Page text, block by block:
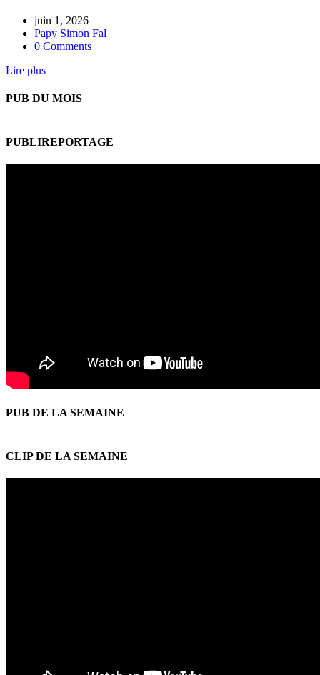
juin 1, 2026
Papy Simon Fal
0 Comments
Lire plus
PUB DU MOIS
PUBLIREPORTAGE
PUB DE LA SEMAINE
CLIP DE LA SEMAINE